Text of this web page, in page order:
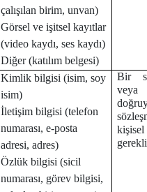
çalışılan birim, unvan)
Görsel ve işitsel kayıtlar
(video kaydı, ses kaydı)
Diğer (katılım belgesi)
Kimlik bilgisi (isim, soy
isim)
İletişim bilgisi (telefon
numarası, e-posta
adresi, adres)
Özlük bilgisi (sicil
numarası, görev bilgisi,
Bir
veya